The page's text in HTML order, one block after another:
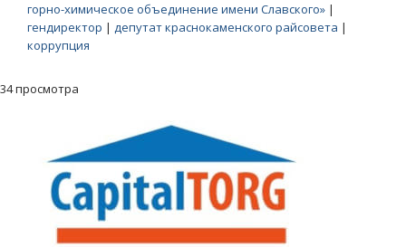
горно-химическое объединение имени Славского» |
гендиректор | депутат краснокаменского райсовета |
коррупция
34 просмотра